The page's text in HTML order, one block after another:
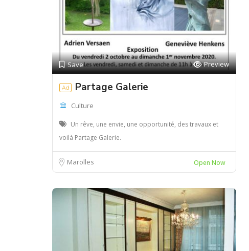
Save Preview
Ad Partage Galerie
Culture
Un rêve, une envie, une opportunité, des travaux et
voilà Partage Galerie.
Marolles Open Now